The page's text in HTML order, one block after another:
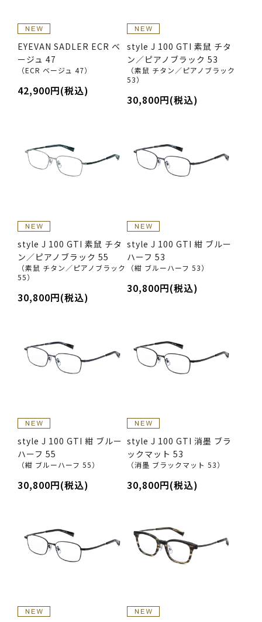
EYEVAN SADLER ECR ベ
ージュ 47
（ECR ベージュ 47）
42,900円(税込)
style J 100 GTI 素鼠 チタ
ン／ピアノブラック 53
（素鼠 チタン／ピアノブラック
53）
30,800円(税込)
style J 100 GTI 素鼠 チタ
ン／ピアノブラック 55
（素鼠 チタン／ピアノブラック
55）
30,800円(税込)
style J 100 GTI 紺 ブルー
ハーフ 53
（紺 ブルーハーフ 53）
30,800円(税込)
style J 100 GTI 紺 ブルー
ハーフ 55
（紺 ブルーハーフ 55）
30,800円(税込)
style J 100 GTI 消墨 ブラ
ックマット 53
（消墨 ブラックマット 53）
30,800円(税込)